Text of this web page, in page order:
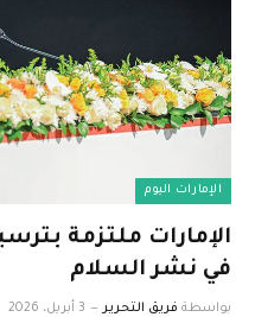
الإمارات اليوم
الإمارات ملتزمة
في نشر السلام
بواسطة فريق التحرير 3 أبريل، 2026